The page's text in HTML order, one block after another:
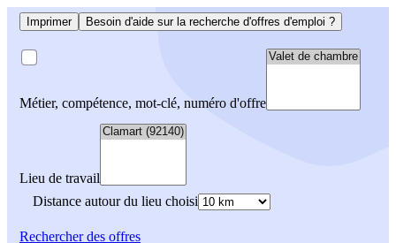
Imprimer Besoin d'aide sur la recherche d'offres d'emploi ?
Métier, compétence, mot-clé, numéro d'offre
Lieu de travail
Distance autour du lieu choisi
Rechercherdes offres